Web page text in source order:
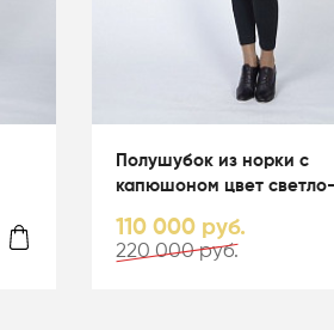
Полушубок из норки с
капюшоном цвет светло-
110 000 руб.
220 000 руб.